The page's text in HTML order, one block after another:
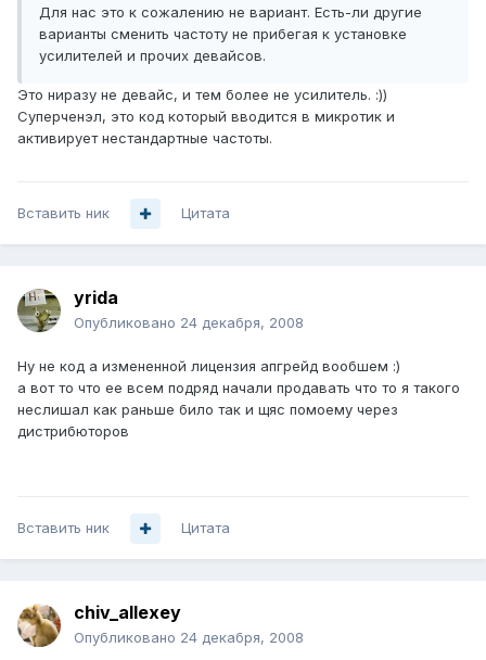
Для нас это к сожалению не вариант. Есть-ли другие
варианты сменить частоту не прибегая к установке
усилителей и прочих девайсов.
Это ниразу не девайс, и тем более не усилитель. :))
Суперченэл, это код который вводится в микротик и
активирует нестандартные частоты.
Вставить ник Цитата
yrida
Опубликовано 24 декабря, 2008
Ну не код а измененной лицензия апгрейд вообшем :)
а вот то что ее всем подряд начали продавать что то я такого
неслишал как раньше било так и щяс помоему через
дистрибюторов
Вставить ник Цитата
chiv_allexey
Опубликовано 24 декабря, 2008